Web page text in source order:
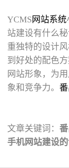
YCMS 网站系统
站建设有什么
重独特的设计
到好处的配色
网站形象，为
象和竞争力。
文章关键词：
手机网站建设